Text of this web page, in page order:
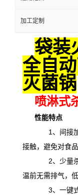
加工定制
袋装
全自
灭菌锅
喷淋式
性能特点
1、间接加
接触，避免对食
2、少量杀
温前无需排气，
3、一键式